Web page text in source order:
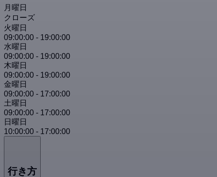
月曜日
クローズ
火曜日
09:00:00 - 19:00:00
水曜日
09:00:00 - 19:00:00
木曜日
09:00:00 - 19:00:00
金曜日
09:00:00 - 17:00:00
土曜日
09:00:00 - 17:00:00
日曜日
10:00:00 - 17:00:00
行き方